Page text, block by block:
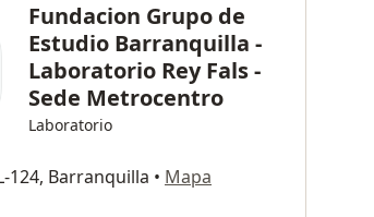
Fundacion Grupo de
Estudio Barranquilla -
Laboratorio Rey Fals -
Sede Metrocentro
Laboratorio
124, Barranquilla • Mapa